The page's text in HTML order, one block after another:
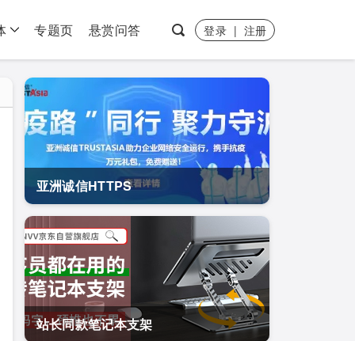
专题页 悬赏问答 登录 | 注册
亚洲诚信HTTPS
站长同款笔记本支架